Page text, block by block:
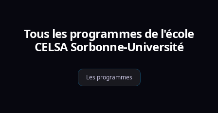
Tous les programmes de l'école
CELSA Sorbonne-Université
Les programmes